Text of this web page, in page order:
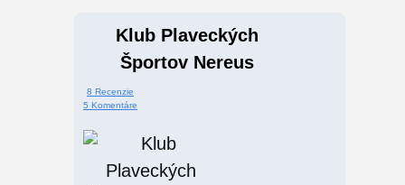
Klub Plaveckých
Športov Nereus
8 Recenzie
5 Komentáre